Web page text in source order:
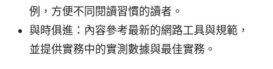
例，方便不同閱讀習慣的讀者。
與時俱進：內容參考最新的網路工具與規範，
並提供實務中的實測數據與最佳實務。